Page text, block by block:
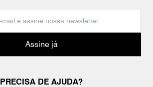
Assine já
PRECISA DE AJUDA?